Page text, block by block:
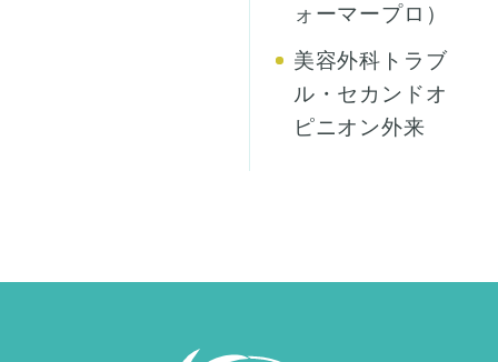
ォーマープロ）
美容外科トラブ
ル・セカンドオ
ピニオン外来